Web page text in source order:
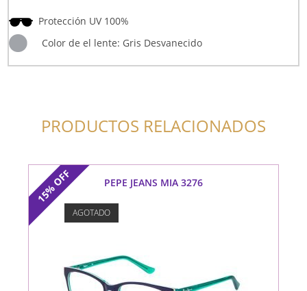
Protección UV 100%
Color de el lente: Gris Desvanecido
PRODUCTOS RELACIONADOS
15%
OFF PEPE JEANS MIA 3276
AGOTADO